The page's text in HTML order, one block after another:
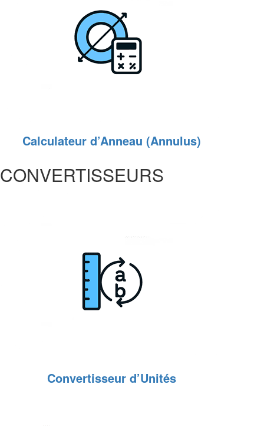
Calculateur d’Anneau (Annulus)
CONVERTISSEURS
Convertisseur d’Unités